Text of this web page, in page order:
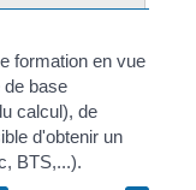
formation en vue
de base
calcul), de
d'obtenir un
BTS,...).